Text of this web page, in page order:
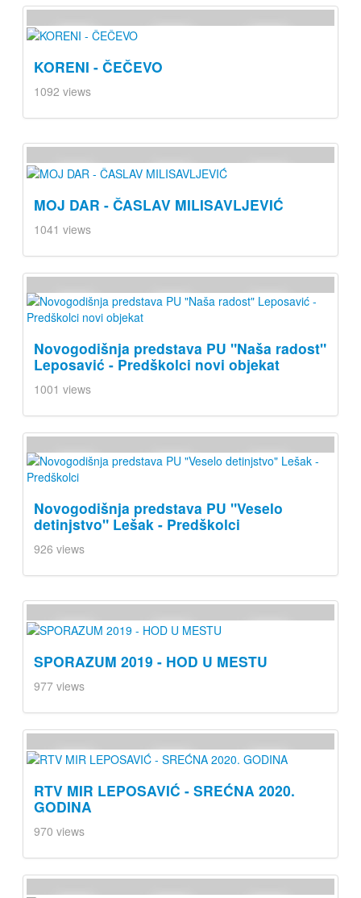
KORENI - ČEČEVO
1092 views
MOJ DAR - ČASLAV MILISAVLJEVIĆ
1041 views
Novogodišnja predstava PU "Naša radost"
Leposavić - Predškolci novi objekat
1001 views
Novogodišnja predstava PU "Veselo
detinjstvo" Lešak - Predškolci
926 views
SPORAZUM 2019 - HOD U MESTU
977 views
RTV MIR LEPOSAVIĆ - SREĆNA 2020.
GODINA
970 views